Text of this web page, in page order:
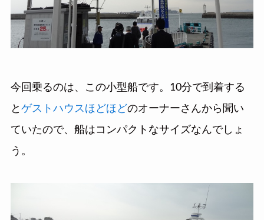
今回乗るのは、この小型船です。10分で到着する
と ゲストハウスほどほどのオーナーさんから聞い
ていたので、船はコンパクトなサイズなんでしょ
う。